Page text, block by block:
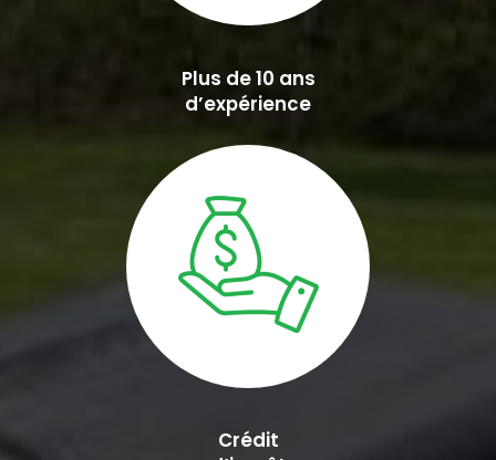
Plus de 10 ans
d’expérience
Crédit